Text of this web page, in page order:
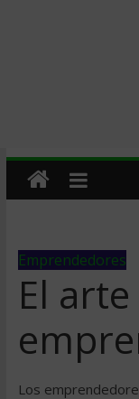
Emprendedores
El
Los